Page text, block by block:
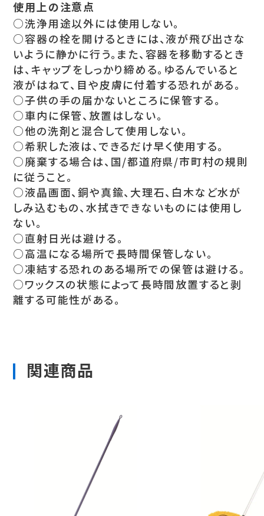
使用上の注意点
○洗浄用途以外には使用しない。
○容器の栓を開けるときには、液が飛び出さな
いように静かに行う。また、容器を移動するとき
は、キャップをしっかり締める。ゆるんでいると
液がはねて、目や皮膚に付着する恐れがある。
○子供の手の届かないところに保管する。
○車内に保管、放置はしない。
○他の洗剤と混合して使用しない。
○希釈した液は、できるだけ早く使用する。
○廃棄する場合は、国/都道府県/市町村の規則
に従うこと。
○液晶画面、銅や真鍮、大理石、白木など水が
しみ込むもの、水拭きできないものには使用し
ない。
○直射日光は避ける。
○高温になる場所で長時間保管しない。
○凍結する恐れのある場所での保管は避ける。
○ワックスの状態によって長時間放置すると剥
離する可能性がある。
関連商品